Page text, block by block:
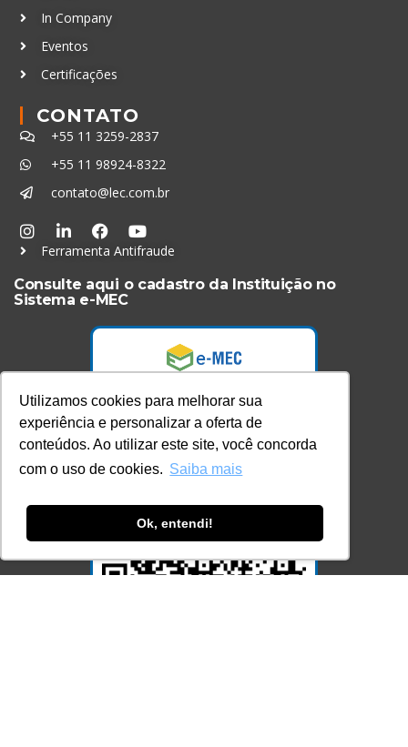
Utilizamos cookies para melhorar sua
experiência e personalizar a oferta de
conteúdos. Ao utilizar este site, você concorda
com o uso de cookies. Saiba mais
Ok, entendi!
In Company
Eventos
Certificações
CONTATO
+55 11 3259-2837
+55 11 98924-8322
contato@lec.com.br
Ferramenta Antifraude
Consulte aqui o cadastro da Instituição no
Sistema e-MEC